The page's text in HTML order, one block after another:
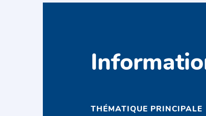
THÉMATIQUE PRINCIPALE